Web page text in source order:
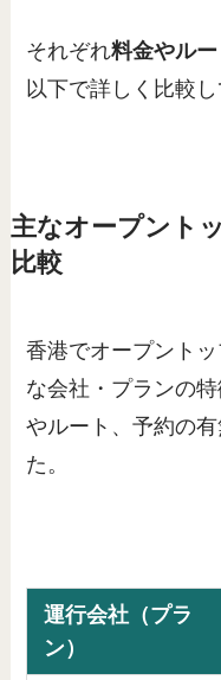
それぞれ料金やル
以下で詳しく比較し
主なオープント
比較
香港でオープント
な会社・プランの
やルート、予約の
た。
運行会社（プラ
ン）